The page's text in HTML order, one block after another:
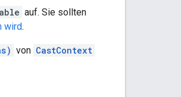
auf. Sie sollten
wird.
von CastContext